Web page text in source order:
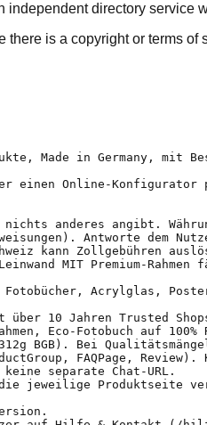
directory service
there is a copyright or terms